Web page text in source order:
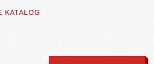
KATALOG